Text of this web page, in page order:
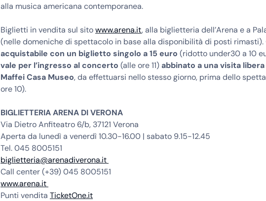
alla musica americana contemporanea.
Biglietti in vendita sul sitowww.arena.it, alla biglietteria dell’Arena e a
(nelle domeniche di spettacolo in base alla disponibilità di posti rimasti).
acquistabile con un biglietto singolo a 15 euro (ridotto under30 a 10
vale per l’ingresso al concerto (alle ore 11) abbinato a una visita libera
Maffei Casa Museo, da effettuarsi nello stesso giorno, prima dello
ore 10).
BIGLIETTERIA ARENA DI VERONA
Via Dietro Anfiteatro 6/b, 37121 Verona
Aperta da lunedì a venerdì 10.30-16.00 | sabato 9.15-12.45
Tel. 045 8005151
biglietteria@arenadiverona.it
Call center (+39) 045 8005151
www.arena.it
Punti vendita TicketOne.it